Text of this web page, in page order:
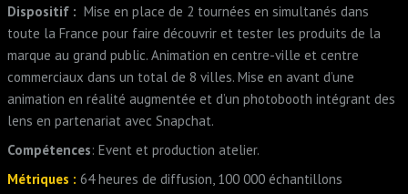
Dispositif : Mise en place de 2 tournées en simultanés dans
toute la France pour faire découvrir et tester les produits de la
marque au grand public. Animation en centre-ville et centre
commerciaux dans un total de 8 villes. Mise en avant d’une
animation en réalité augmentée et d’un photobooth intégrant des
lens en partenariat avec Snapchat.
Compétences: Event et production atelier.
Métriques : 64 heures de diffusion, 100 000 échantillons